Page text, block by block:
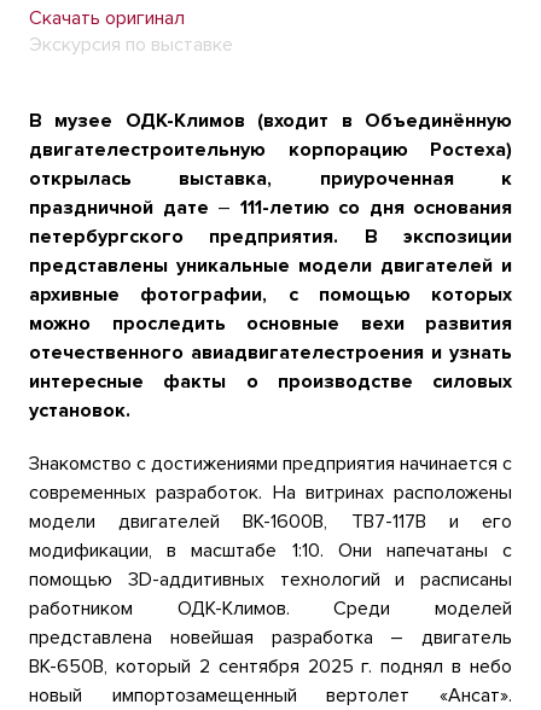
Скачать оригинал
Экскурсия по выставке
В музее ОДК-Климов (входит в Объединённую
двигателестроительную корпорацию Ростеха)
открылась выставка, приуроченная к
праздничной дате – 111-летию со дня основания
петербургского предприятия. В экспозиции
представлены уникальные модели двигателей и
архивные фотографии, с помощью которых
можно проследить основные вехи развития
отечественного авиадвигателестроения и узнать
интересные факты о производстве силовых
установок.
Знакомство с достижениями предприятия начинается с
современных разработок. На витринах расположены
модели двигателей ВК-1600В, ТВ7-117В и его
модификации, в масштабе 1:10. Они напечатаны с
помощью 3D-аддитивных технологий и расписаны
работником ОДК-Климов. Среди моделей
представлена новейшая разработка – двигатель
ВК-650В, который 2 сентября 2025 г. поднял в небо
новый импортозамещенный вертолет «Ансат».